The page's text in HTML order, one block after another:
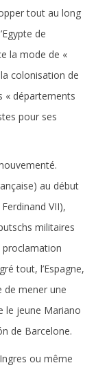
tout au long
de
la mode de «
colonisation de
« départements
pour ses
au début
VII),
militaires
proclamation
tout, l’Espagne,
de mener une
le jeune Mariano
de Barcelone.
ou même